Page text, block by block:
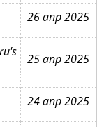
26 апр 2025
25 апр 2025
24 апр 2025